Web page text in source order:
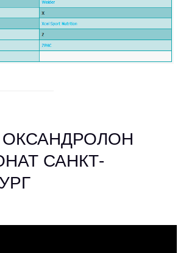
ОКСАНДРОЛОН
САНКТ-